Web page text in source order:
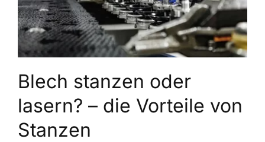
Blech stanzen oder
lasern? – die Vorteile von
Stanzen